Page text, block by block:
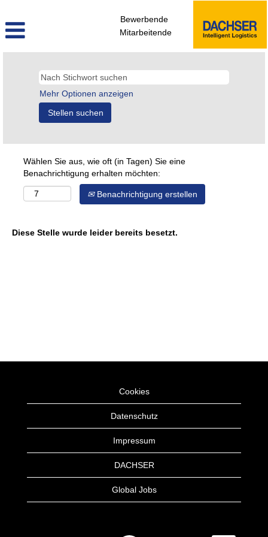
Bewerbende
Mitarbeitende
Mehr Optionen anzeigen
Wählen Sie aus, wie oft (in Tagen) Sie eine
Benachrichtigung erhalten möchten:
Benachrichtigung erstellen
Diese Stelle wurde leider bereits besetzt.
Cookies
Datenschutz
Impressum
DACHSER
Global Jobs